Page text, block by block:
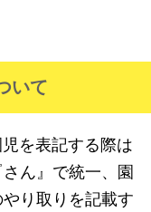
いて
を表記する際は
ん』で統一、園
り取りを記載す